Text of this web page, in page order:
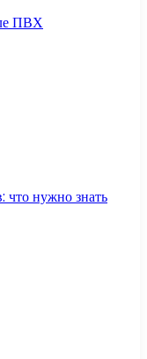
ПВХ
что нужно знать